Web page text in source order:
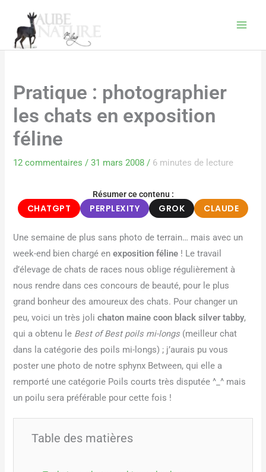
contenu
Pratique : photographier
les chats en exposition
féline
12 commentaires /31 mars 2008/ 6 minutes de lecture
Résumer ce contenu :
CHATGPT PERPLEXITY GROK CLAUDE
Une semaine de plus sans photo de terrain… mais avec un
week-end bien chargé enexposition féline ! Le travail
d’élevage de chats de races nous oblige régulièrement à
nous rendre dans ces concours de beauté, pour le plus
grand bonheur des amoureux des chats. Pour changer un
peu, voici un très jolichaton maine coon black silver tabby,
qui a obtenu le Best of Best poils mi-longs (meilleur chat
dans la catégorie des poils mi-longs) ; j’aurais pu vous
poster une photo de notre sphynx Between, qui elle a
remporté une catégorie Poils courts très disputée ^_^ mais
un poilu sera préférable pour cette fois !
Table des matières